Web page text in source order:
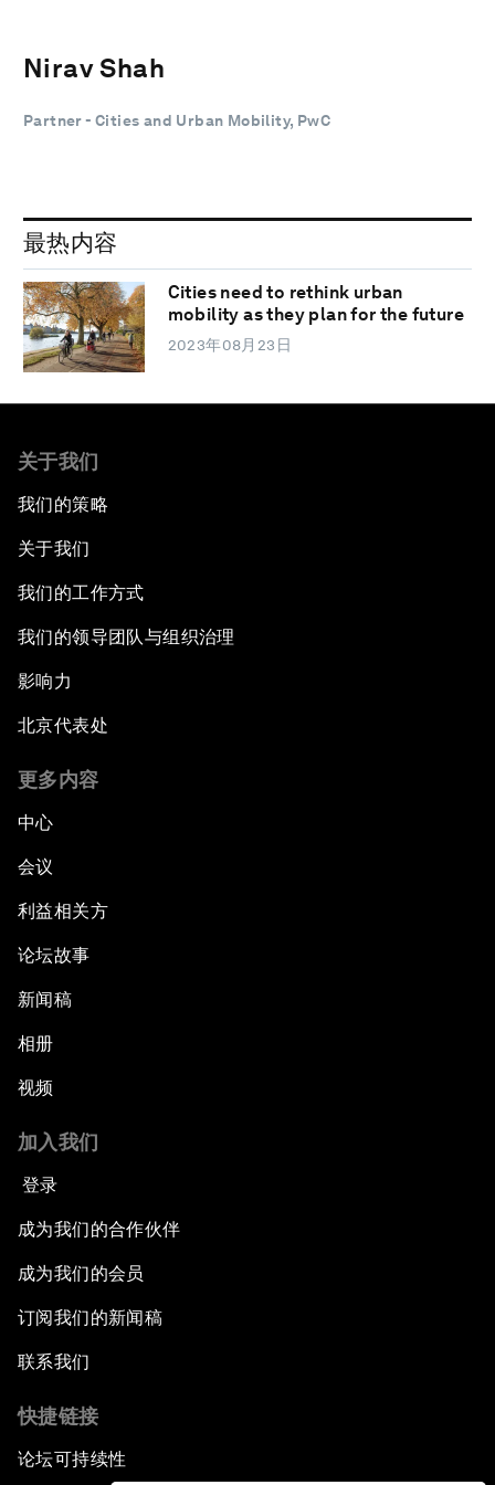
Nirav Shah
Partner - Cities and Urban Mobility, PwC
最热内容
Cities need to rethink urban
mobility as they plan for the future
2023年08月23日
关于我们
我们的策略
关于我们
我们的工作方式
我们的领导团队与组织治理
影响力
北京代表处
更多内容
中心
会议
利益相关方
论坛故事
新闻稿
相册
视频
加入我们
登录
成为我们的合作伙伴
成为我们的会员
订阅我们的新闻稿
联系我们
快捷链接
论坛可持续性